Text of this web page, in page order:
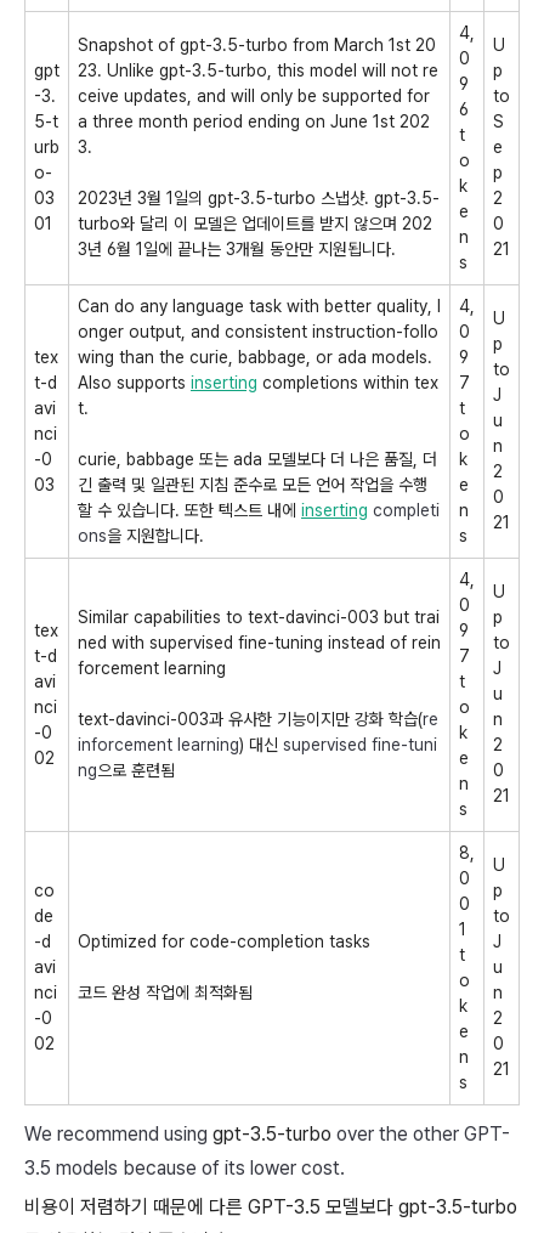
gpt
-3.
5-t
urb
o-
03
01
Snapshot of gpt-3.5-turbo from March 1st 20
23. Unlike gpt-3.5-turbo, this model will not re
ceive updates, and will only be supported for
a three month period ending on June 1st 202
3.
2023년 3월 1일의 gpt-3.5-turbo 스냅샷. gpt-3.5-
turbo와 달리 이 모델은 업데이트를 받지 않으며 202
3년 6월 1일에 끝나는 3개월 동안만 지원됩니다.
4,
0
9
6
t
o
k
e
n
s
U
p
to
S
e
p
2
0
21
tex
t-d
avi
nci
-0
03
Can do any language task with better quality, l
onger output, and consistent instruction-follo
wing than the curie, babbage, or ada models.
Also supports inserting completions within tex
t.
curie, babbage 또는 ada 모델보다 더 나은 품질, 더
긴 출력 및 일관된 지침 준수로 모든 언어 작업을 수행
할 수 있습니다. 또한 텍스트 내에 inserting completi
ons을 지원합니다.
4,
0
9
7
t
o
k
e
n
s
U
p
to
J
u
n
2
0
21
tex
t-d
avi
nci
-0
02
Similar capabilities to text-davinci-003 but trai
ned with supervised fine-tuning instead of rein
forcement learning
text-davinci-003과 유사한 기능이지만 강화 학습(re
inforcement learning) 대신 supervised fine-tuni
ng으로 훈련됨
4,
0
9
7
t
o
k
e
n
s
U
p
to
J
u
n
2
0
21
co
de
-d
avi
nci
-0
02
Optimized for code-completion tasks
코드 완성 작업에 최적화됨
8,
0
0
1
t
o
k
e
n
s
U
p
to
J
u
n
2
0
21
We recommend using gpt-3.5-turbo over the other GPT-
3.5 models because of its lower cost.
비용이 저렴하기 때문에 다른 GPT-3.5 모델보다 gpt-3.5-turbo